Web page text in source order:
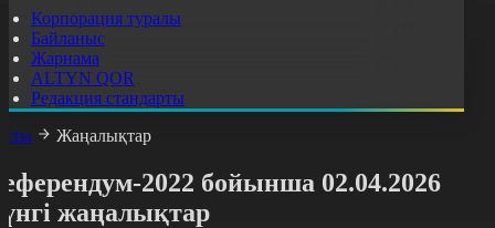
Корпорация туралы
Байланыс
Жарнама
ALTYN QOR
Редакция стандарты
Жаңалықтар
2022 бойынша 02.04.2026
жаңалықтар